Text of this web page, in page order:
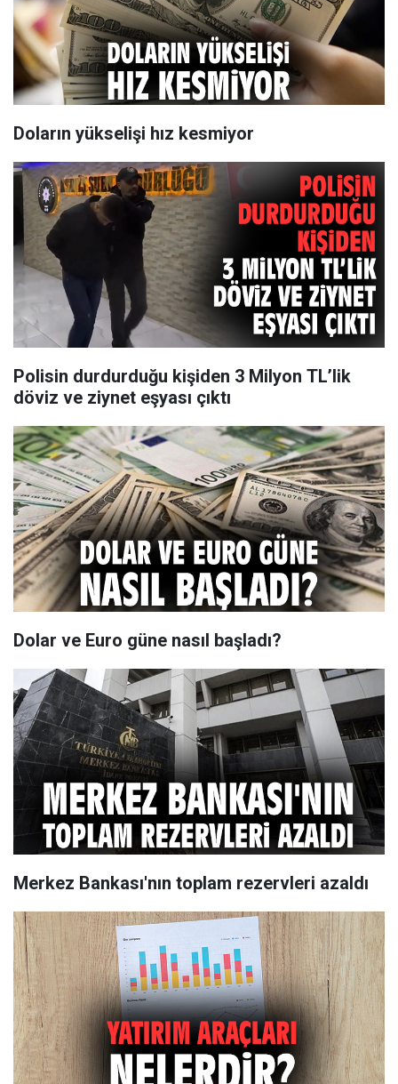
Doların yükselişi hız kesmiyor
Polisin durdurduğu kişiden 3 Milyon TL’lik
döviz ve ziynet eşyası çıktı
Dolar ve Euro güne nasıl başladı?
Merkez Bankası'nın toplam rezervleri azaldı